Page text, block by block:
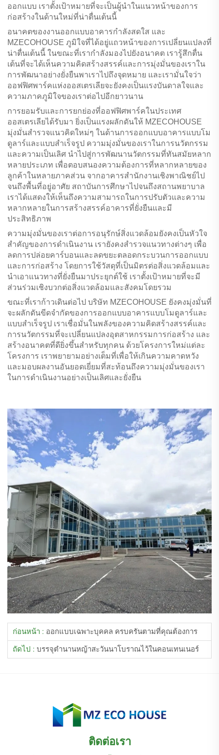
ออกแบบ เราตั้งเป้าหมายที่จะเป็นผู้นำในแนวหน้าของการ
ก่อสร้างในด้านใหม่ที่น่าตื่นเต้นนี้
อนาคตของงานออกแบบอาคารกำลังสดใส และ
MZECOHOUSE ภูมิใจที่ได้อยู่แถวหน้าของการเปลี่ยนแปลงที่
น่าตื่นเต้นนี้ ในขณะที่เรากำลังมองไปยังอนาคต เรารู้สึกตื่น
เต้นที่จะได้เห็นความคิดสร้างสรรค์และการมุ่งมั่นของเราใน
การพัฒนาอย่างยั่งยืนพาเราไปถึงจุดหมาย และเรามั่นใจว่า
ออฟฟิศพาร์คแห่งออสเตรเลียจะยังคงเป็นแรงบันดาลใจและ
ความภาคภูมิใจของเราต่อไปอีกยาวนาน
การยอมรับและการยกย่องที่ออฟฟิศพาร์คในประเทศ
ออสเตรเลียได้รับมา ยิ่งเป็นแรงผลักดันให้ MZECOHOUSE
มุ่งมั่นสำรวจแนวคิดใหม่ๆ ในด้านการออกแบบอาคารแบบโม
ดูลาร์และแบบสำเร็จรูป ความมุ่งมั่นของเราในการนวัตกรรม
และความเป็นเลิศ นำไปสู่การพัฒนานวัตกรรมที่ทันสมัยหลาก
หลายประเภท เพื่อตอบสนองความต้องการที่หลากหลายของ
ลูกค้าในหลายภาคส่วน จากอาคารสำนักงานเชิงพาณิชย์ไป
จนถึงพื้นที่อยู่อาศัย สถาบันการศึกษาไปจนถึงสถานพยาบาล
เราได้แสดงให้เห็นถึงความสามารถในการปรับตัวและความ
หลากหลายในการสร้างสรรค์อาคารที่ยั่งยืนและมี
ประสิทธิภาพ
ความมุ่งมั่นของเราต่อการอนุรักษ์สิ่งแวดล้อมยังคงเป็นหัวใจ
สำคัญของการดำเนินงาน เรายังคงสำรวจแนวทางต่างๆ เพื่อ
ลดการปล่อยคาร์บอนและลดขยะตลอดกระบวนการออกแบบ
และการก่อสร้าง โดยการใช้วัสดุที่เป็นมิตรต่อสิ่งแวดล้อมและ
นำเอาแนวทางที่ยั่งยืนมาประยุกต์ใช้ เราตั้งเป้าหมายที่จะมี
ส่วนร่วมเชิงบวกต่อสิ่งแวดล้อมและสังคมโดยรวม
ขณะที่เราก้าวเดินต่อไป บริษัท MZECOHOUSE ยังคงมุ่งมั่นที่
จะผลักดันขีดจำกัดของการออกแบบอาคารแบบโมดูลาร์และ
แบบสำเร็จรูป เราเชื่อมั่นในพลังของความคิดสร้างสรรค์และ
การนวัตกรรมที่จะเปลี่ยนแปลงอุตสาหกรรมการก่อสร้าง และ
สร้างอนาคตที่ดียิ่งขึ้นสำหรับทุกคน ด้วยโครงการใหม่แต่ละ
โครงการ เราพยายามอย่างเต็มที่เพื่อให้เกินความคาดหวัง
และมอบผลงานอันยอดเยี่ยมที่สะท้อนถึงความมุ่งมั่นของเรา
ในการดำเนินงานอย่างเป็นเลิศและยั่งยืน
ก่อนหน้า : ออกแบบเฉพาะบุคคล ครบครันตามที่คุณต้องการ
ถัดไป : บรรจุตำนานหญ้าสะวันนาโบราณไว้ในคอนเทนเนอร์
ติดต่อเรา